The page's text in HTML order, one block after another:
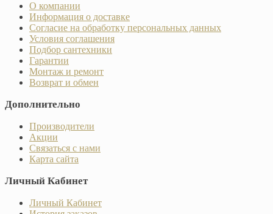
О компании
Информация о доставке
Согласие на обработку персональных данных
Условия соглашения
Подбор сантехники
Гарантии
Монтаж и ремонт
Возврат и обмен
Дополнительно
Производители
Акции
Связаться с нами
Карта сайта
Личный Кабинет
Личный Кабинет